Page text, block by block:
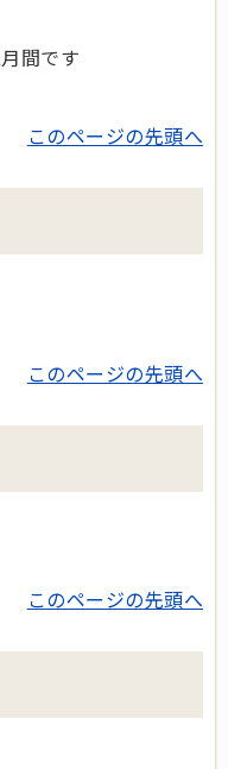
間です
このページの先頭へ
このページの先頭へ
このページの先頭へ